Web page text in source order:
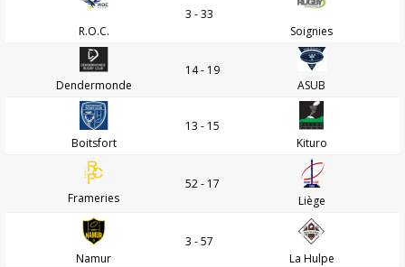
R.O.C.
3 - 33
Soignies
Dendermonde
14 - 19
ASUB
Boitsfort
13 - 15
Kituro
Frameries
52 - 17
Liège
Namur
3 - 57
La Hulpe